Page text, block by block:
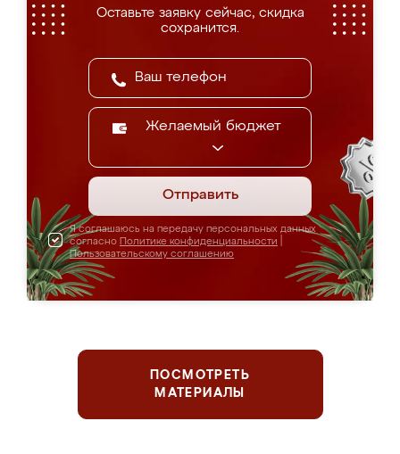
Оставьте заявку сейчас, скидка
сохранится.
Желаемый бюджет
Отправить
Я соглашаюсь на передачу персональных данных
согласно Политике конфиденциальности
Пользовательскому соглашению
ПОСМОТРЕТЬ
МАТЕРИАЛЫ